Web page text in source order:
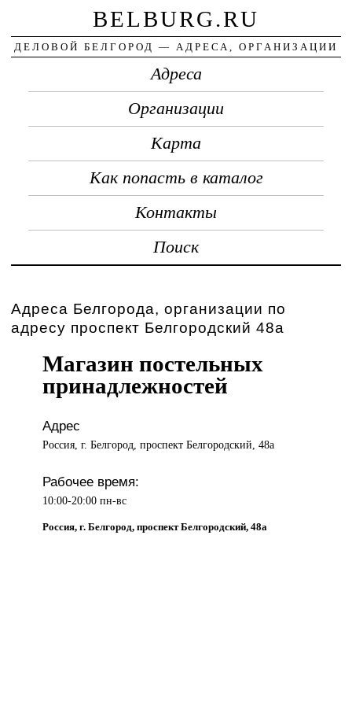
BELBURG.RU
ДЕЛОВОЙ БЕЛГОРОД — АДРЕСА, ОРГАНИЗАЦИИ
Адреса
Организации
Карта
Как попасть в каталог
Контакты
Поиск
Адреса Белгорода, организации по
адресу проспект Белгородский 48а
Магазин постельных
принадлежностей
Адрес
Россия, г. Белгород, проспект Белгородский, 48а
Рабочее время:
10:00-20:00 пн-вс
Россия, г. Белгород, проспект Белгородский, 48а